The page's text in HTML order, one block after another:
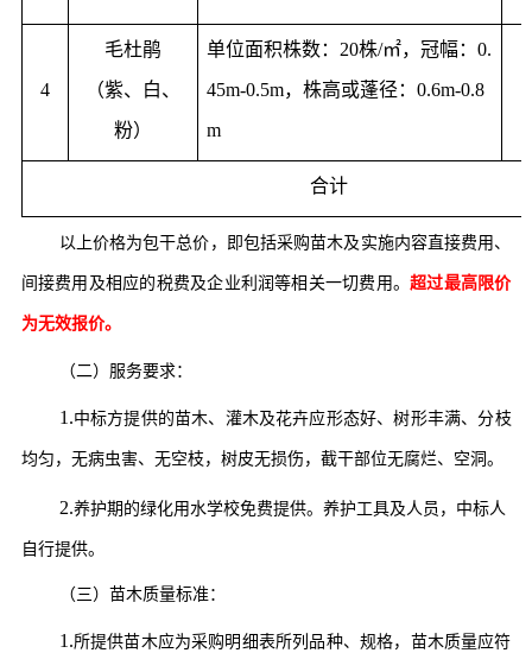
4
毛杜鹃
（紫、白、
粉）
单位面积株数：20株/㎡，冠幅：0.
45m-0.5m，株高或蓬径：0.6m-0.8
m
合计
以上价格为包干总价， 即包括采购苗木及实施内容直接费用、
间接费用及相应的税费及企业利润等相关一切费用。超过最高限价
为无效报价。
（二） 服务要求：
1 .中标方提供的苗木、 灌木及花卉应形态好、树形丰满、分枝
均匀，无病虫害、无空枝，树皮无损伤，截干部位无腐烂、空洞。
2.养护期的绿化用水学校免费提供。养护工具及人员，中标人
自行提供。
（三） 苗木质量标准 ：
1 .所提供苗木应为采购明细表所列品种、规格，苗木质量应符